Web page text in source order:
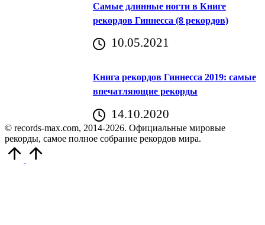
Самые длинные ногти в Книге
рекордов Гиннесса (8 рекордов)
10.05.2021
Книга рекордов Гиннесса 2019: самые
впечатляющие рекорды
14.10.2020
© records-max.com, 2014-2026. Официальные мировые
рекорды, самое полное собрание рекордов мира.